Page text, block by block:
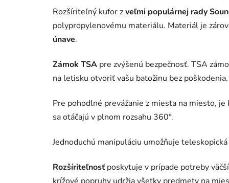
Rozšíriteľný kufor zveľmi populárnej rady
polypropylenovému materiálu. Materiál je
únave.
Zámok TSA pre zvýšenú bezpečnosť. TSA
na letisku otvoriť vašu batožinu bez poškodenia.
Pre pohodlné prevážanie z miesta na miesto,
sa otáčajú v plnom rozsahu 360°.
Jednoduchú manipuláciu umožňuje
Rozšíriteľnosťposkytuje v prípade potreby